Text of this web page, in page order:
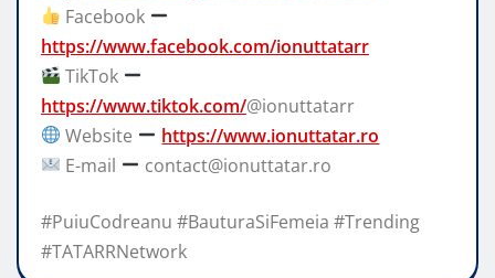
Facebook
https://www.facebook.com/ionuttatarr
TikTok
https://www.tiktok.com/@ionuttatarr
Website
https://www.ionuttatar.ro
E-mail
contact@ionuttatar.ro
#PuiuCodreanu #BauturaSiFemeia #Trending
#TATARRNetwork